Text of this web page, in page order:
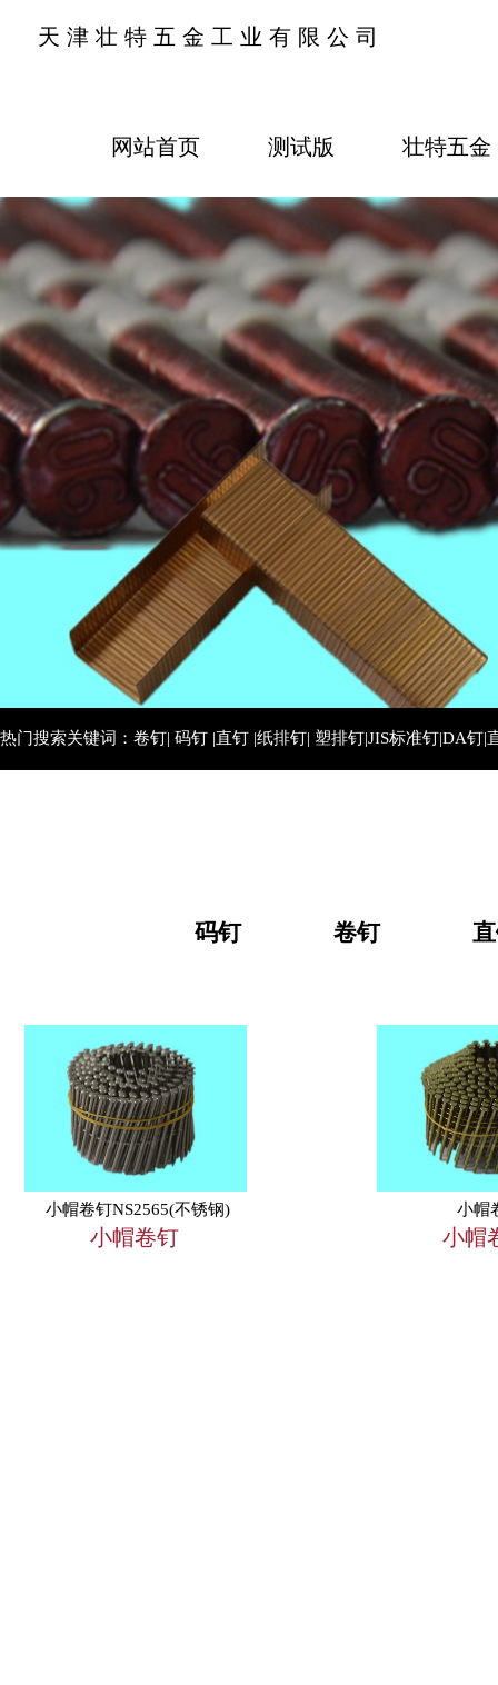
天津壮特五金工业有限公司
网站首页 测试版 壮特五金
热门搜索关键词：卷钉| 码钉 |直钉 |纸排钉| 塑排钉|JIS标准钉|DA钉|
码钉 卷钉
小帽卷钉NS2565(不锈钢)
小帽卷钉
小帽
小帽